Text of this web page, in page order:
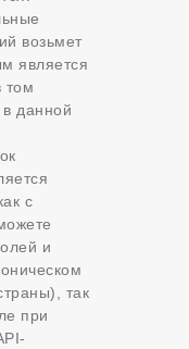
возьмет
является
том
данной
с
и
так
при